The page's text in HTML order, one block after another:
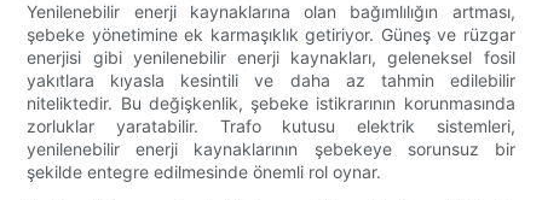
Yenilenebilir enerji kaynaklarına olan bağımlılığın artması,
şebeke yönetimine ek karmaşıklık getiriyor. Güneş ve rüzgar
enerjisi gibi yenilenebilir enerji kaynakları, geleneksel fosil
yakıtlara kıyasla kesintili ve daha az tahmin edilebilir
niteliktedir. Bu değişkenlik, şebeke istikrarının korunmasında
zorluklar yaratabilir. Trafo kutusu elektrik sistemleri,
yenilenebilir enerji kaynaklarının şebekeye sorunsuz bir
şekilde entegre edilmesinde önemli rol oynar.